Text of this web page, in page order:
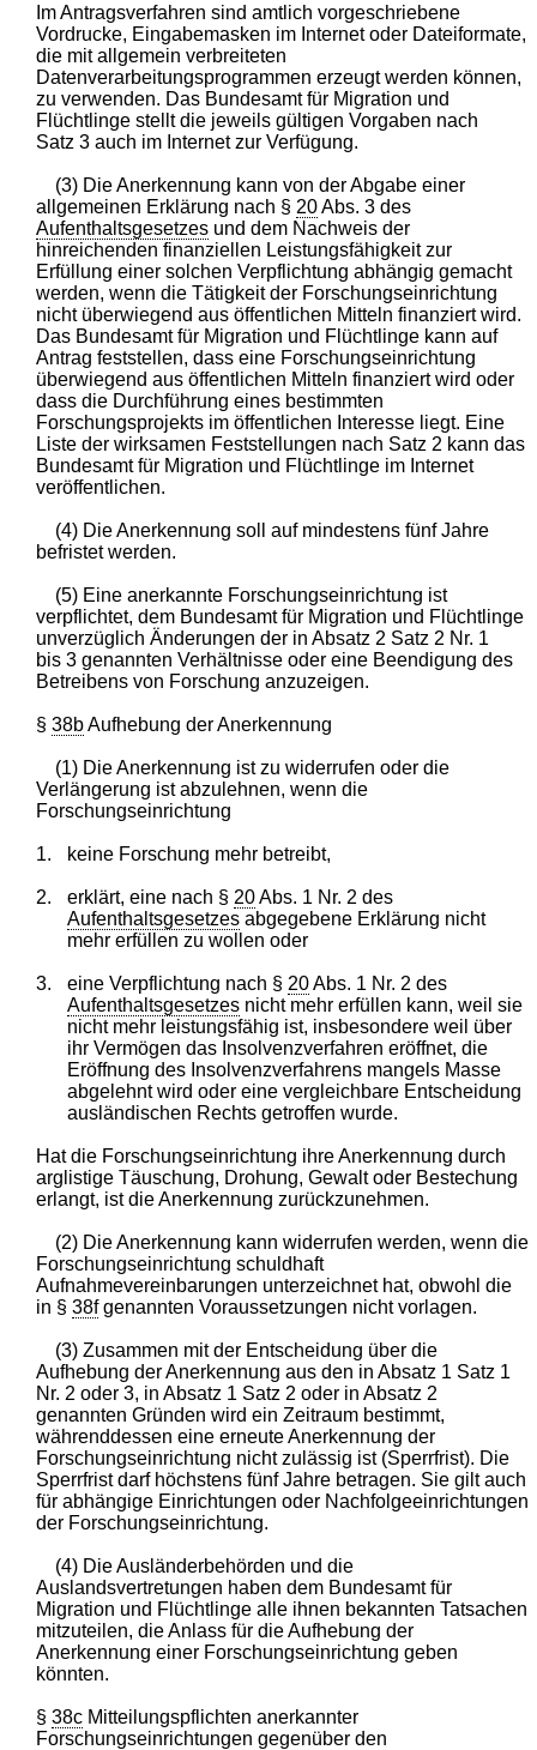
Im Antragsverfahren sind amtlich vorgeschriebene
Vordrucke, Eingabemasken im Internet oder Dateiformate,
die mit allgemein verbreiteten
Datenverarbeitungsprogrammen erzeugt werden können,
zu verwenden. Das Bundesamt für Migration und
Flüchtlinge stellt die jeweils gültigen Vorgaben nach
Satz 3 auch im Internet zur Verfügung.
(3) Die Anerkennung kann von der Abgabe einer
allgemeinen Erklärung nach § 20Abs. 3 des
Aufenthaltsgesetzes und dem Nachweis der
hinreichenden finanziellen Leistungsfähigkeit zur
Erfüllung einer solchen Verpflichtung abhängig gemacht
werden, wenn die Tätigkeit der Forschungseinrichtung
nicht überwiegend aus öffentlichen Mitteln finanziert wird.
Das Bundesamt für Migration und Flüchtlinge kann auf
Antrag feststellen, dass eine Forschungseinrichtung
überwiegend aus öffentlichen Mitteln finanziert wird oder
dass die Durchführung eines bestimmten
Forschungsprojekts im öffentlichen Interesse liegt. Eine
Liste der wirksamen Feststellungen nach Satz 2 kann das
Bundesamt für Migration und Flüchtlinge im Internet
veröffentlichen.
(4) Die Anerkennung soll auf mindestens fünf Jahre
befristet werden.
(5) Eine anerkannte Forschungseinrichtung ist
verpflichtet, dem Bundesamt für Migration und Flüchtlinge
unverzüglich Änderungen der in Absatz 2 Satz 2 Nr. 1
bis 3 genannten Verhältnisse oder eine Beendigung des
Betreibens von Forschung anzuzeigen.
§38bAufhebung der Anerkennung
(1) Die Anerkennung ist zu widerrufen oder die
Verlängerung ist abzulehnen, wenn die
Forschungseinrichtung
1. keine Forschung mehr betreibt,
2. erklärt, eine nach § 20Abs. 1 Nr. 2 des
Aufenthaltsgesetzesabgegebene Erklärung nicht
mehr erfüllen zu wollen oder
3. eine Verpflichtung nach § 20Abs. 1 Nr. 2 des
Aufenthaltsgesetzesnicht mehr erfüllen kann, weil sie
nicht mehr leistungsfähig ist, insbesondere weil über
ihr Vermögen das Insolvenzverfahren eröffnet, die
Eröffnung des Insolvenzverfahrens mangels Masse
abgelehnt wird oder eine vergleichbare Entscheidung
ausländischen Rechts getroffen wurde.
Hat die Forschungseinrichtung ihre Anerkennung durch
arglistige Täuschung, Drohung, Gewalt oder Bestechung
erlangt, ist die Anerkennung zurückzunehmen.
(2) Die Anerkennung kann widerrufen werden, wenn die
Forschungseinrichtung schuldhaft
Aufnahmevereinbarungen unterzeichnet hat, obwohl die
in §38fgenannten Voraussetzungen nicht vorlagen.
(3) Zusammen mit der Entscheidung über die
Aufhebung der Anerkennung aus den in Absatz 1 Satz 1
Nr. 2 oder 3, in Absatz 1 Satz 2 oder in Absatz 2
genannten Gründen wird ein Zeitraum bestimmt,
währenddessen eine erneute Anerkennung der
Forschungseinrichtung nicht zulässig ist (Sperrfrist). Die
Sperrfrist darf höchstens fünf Jahre betragen. Sie gilt auch
für abhängige Einrichtungen oder Nachfolgeeinrichtungen
der Forschungseinrichtung.
(4) Die Ausländerbehörden und die
Auslandsvertretungen haben dem Bundesamt für
Migration und Flüchtlinge alle ihnen bekannten Tatsachen
mitzuteilen, die Anlass für die Aufhebung der
Anerkennung einer Forschungseinrichtung geben
könnten.
§38c Mitteilungspflichten anerkannter
Forschungseinrichtungen gegenüber den